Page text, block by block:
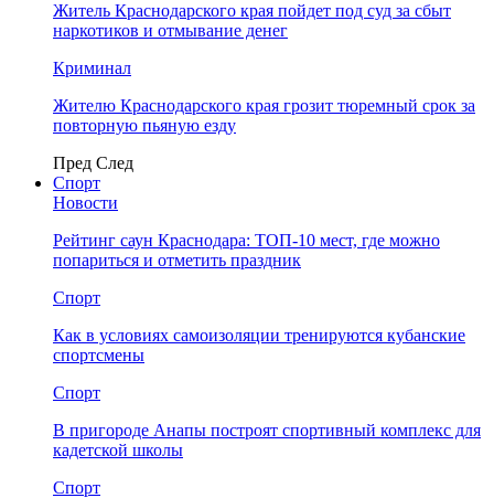
Житель Краснодарского края пойдет под суд за сбыт
наркотиков и отмывание денег
Криминал
Жителю Краснодарского края грозит тюремный срок за
повторную пьяную езду
Пред След
Спорт
Новости
Рейтинг саун Краснодара: ТОП-10 мест, где можно
попариться и отметить праздник
Спорт
Как в условиях самоизоляции тренируются кубанские
спортсмены
Спорт
В пригороде Анапы построят спортивный комплекс для
кадетской школы
Спорт